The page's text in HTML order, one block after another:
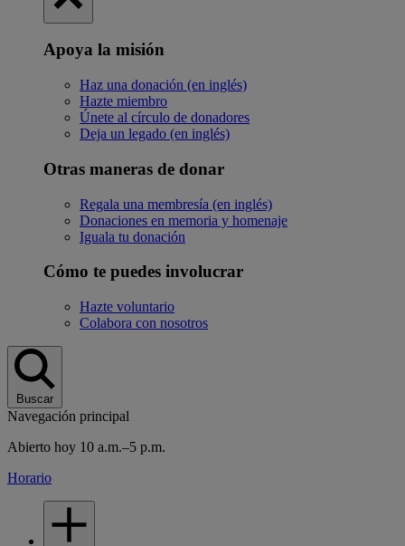
Apoya la misión
Haz una donación (en inglés)
Hazte miembro
Únete al círculo de donadores
Deja un legado (en inglés)
Otras maneras de donar
Regala una membresía (en inglés)
Donaciones en memoria y homenaje
Iguala tu donación
Cómo te puedes involucrar
Hazte voluntario
Colabora con nosotros
Buscar
Navegación principal
Abierto hoy 10 a.m.–5 p.m.
Horario